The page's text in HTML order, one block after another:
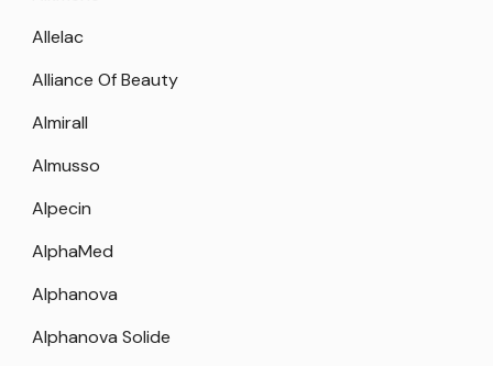
Allelac
Alliance Of Beauty
Almirall
Almusso
Alpecin
AlphaMed
Alphanova
Alphanova Solide